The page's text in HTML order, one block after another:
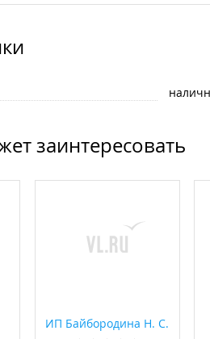
заинтересовать
ИП Байбородина Н. С.